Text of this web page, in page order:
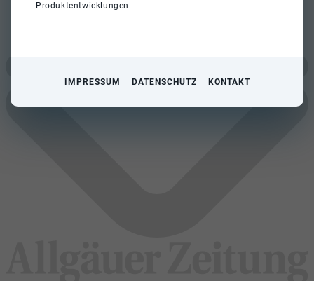
Produktentwicklungen
IMPRESSUM DATENSCHUTZ KONTAKT